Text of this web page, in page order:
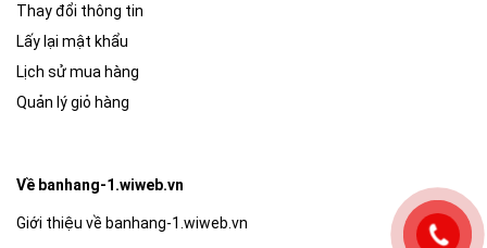
Thay đổi thông tin
Lấy lại mật khẩu
Lịch sử mua hàng
Quản lý giỏ hàng
Về banhang-1.wiweb.vn
Giới thiệu về banhang-1.wiweb.vn